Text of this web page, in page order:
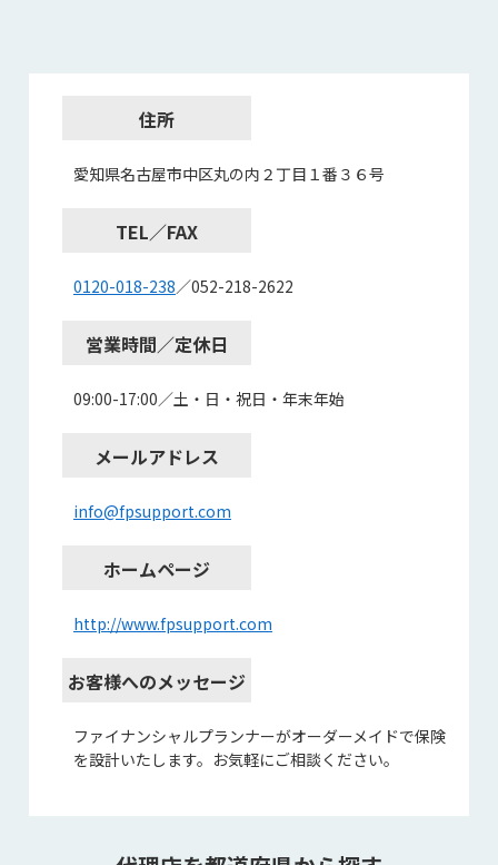
住所
愛知県名古屋市中区丸の内２丁目１番３６号
TEL／FAX
0120-018-238／052-218-2622
営業時間／定休日
09:00-17:00／土・日・祝日・年末年始
メールアドレス
info@fpsupport.com
ホームページ
http://www.fpsupport.com
お客様へのメッセージ
ファイナンシャルプランナーがオーダーメイドで保険
を設計いたします。お気軽にご相談ください。